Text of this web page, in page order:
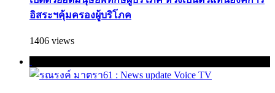
อิสระฯคุ้มครองผู้บริโภค
1406 views